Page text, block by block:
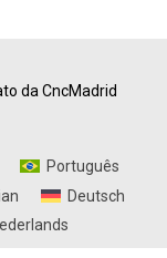
da CncMadrid
Português
Deutsch